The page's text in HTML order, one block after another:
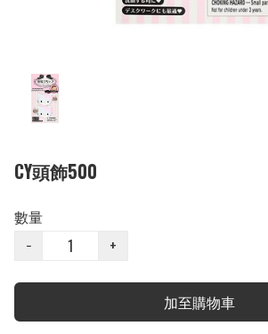
CY頭飾500
數量
−
+
加至購物車